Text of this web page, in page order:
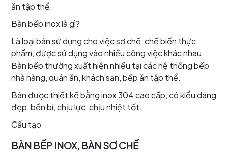
ăn tập thể.
Bàn bếp inox là gì?
Là loại bàn sử dụng cho việc sơ chế, chế biến thực
phẩm, được sử dụng vào nhiều công việc khác nhau.
Bàn bếp thường xuất hiện nhiều tại các hệ thống bếp
nhà hàng, quán ăn, khách sạn, bếp ăn tập thể.
Bàn được thiết kế bằng inox 304 cao cấp, có kiểu dáng
đẹp, bền bỉ, chịu lực, chịu nhiệt tốt.
Cấu tạo
BÀN BẾP INOX, BÀN SƠ CHẾ